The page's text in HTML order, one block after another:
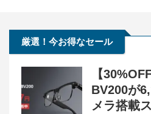
厳選！今お得なセール
【
BV200が
メラ搭載